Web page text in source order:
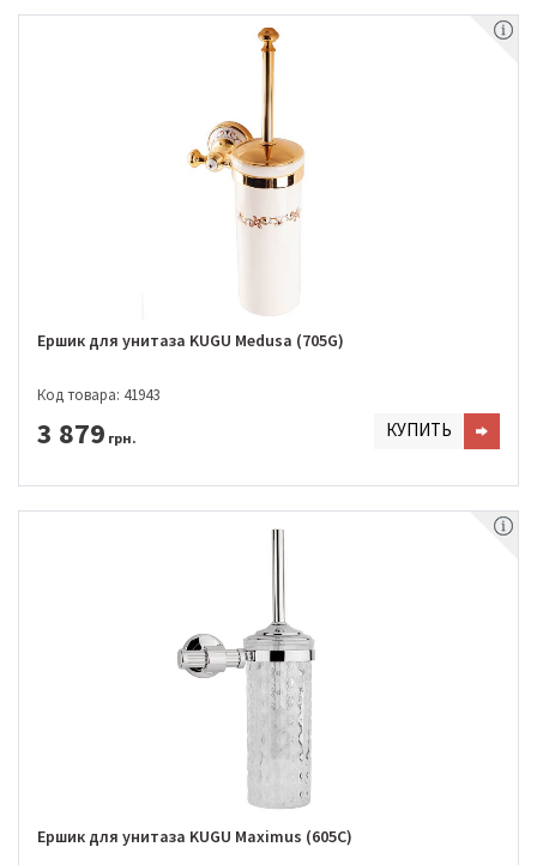
Ершик для унитаза KUGU Medusa (705G)
Код товара: 41943
3 879 грн. КУПИТЬ
Ершик для унитаза KUGU Maximus (605C)